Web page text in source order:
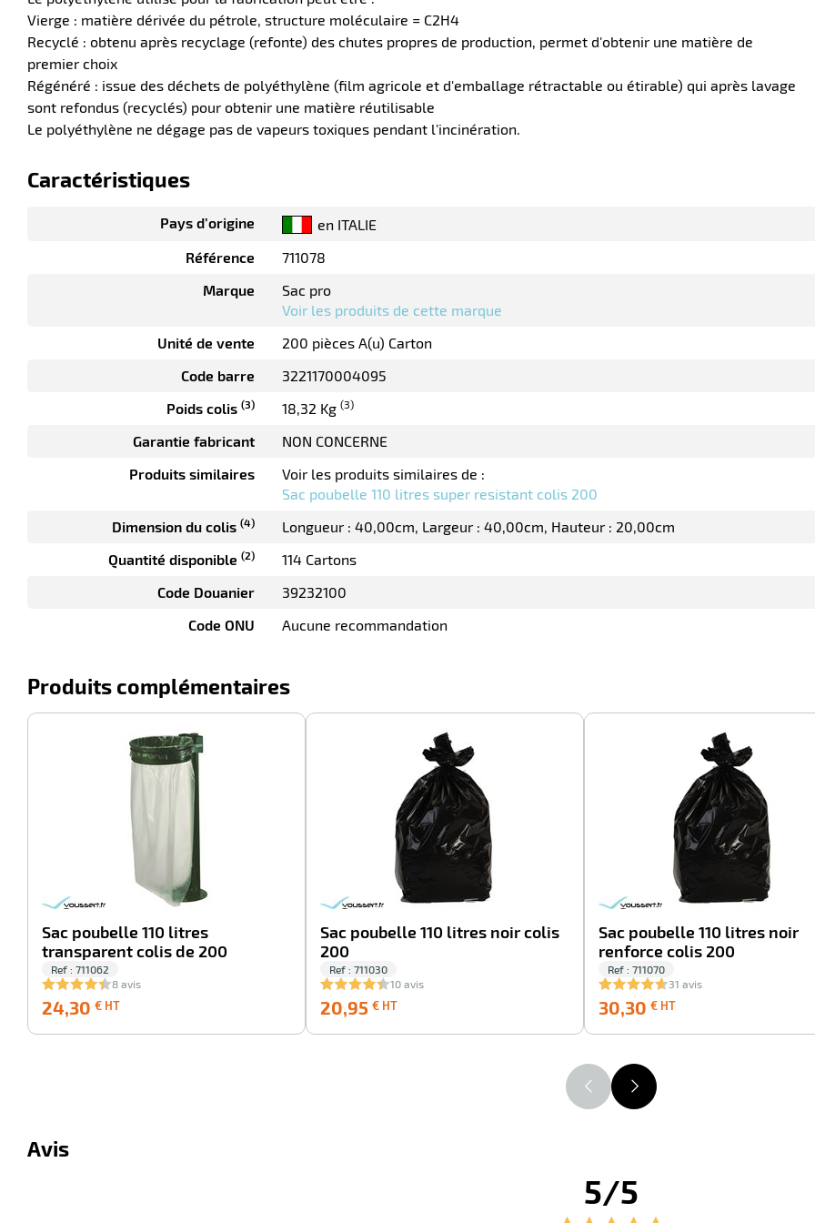
Vierge : matière dérivée du pétrole, structure moléculaire = C2H4
Recyclé : obtenu après recyclage (refonte) des chutes propres de production, permet d'obtenir une matière de
premier choix
Régénéré : issue des déchets de polyéthylène (film agricole et d'emballage rétractable ou étirable) qui après lavage
sont refondus (recyclés) pour obtenir une matière réutilisable
Le polyéthylène ne dégage pas de vapeurs toxiques pendant l’incinération.
Caractéristiques
Pays d’origine
en ITALIE
Référence
711078
Marque
Sac pro
Voir les produits de cette marque
Unité de vente
200 pièces A(u) Carton
Code barre
3221170004095
Poids colis (3) 18,32 Kg (3)
Garantie fabricant
NON CONCERNE
Produits similaires
Voir les produits similaires de :
Sac poubelle 110 litres super resistant colis 200
Dimension du colis (4) Longueur : 40,00cm Largeur : 40,00cm Hauteur : 20,00cm
Quantité disponible (2)
114 Cartons
Code Douanier
39232100
Code ONU
Aucune recommandation
Produits complémentaires
Sac poubelle 110 litres
transparent colis de 200
Ref : 711062
8 avis
24,30 € HT
HT
Sac poubelle 110 litres noir colis
200
Ref : 711030
10 avis
20,95 € HT
HT
Sac poubelle 110 litres noir
renforce colis 200
Ref : 711070
31 avis
30,30 € HT
HT
Avis
5/5